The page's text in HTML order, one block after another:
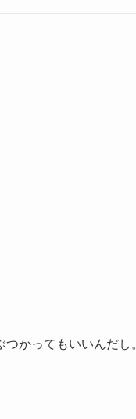
かってもいいんだし。